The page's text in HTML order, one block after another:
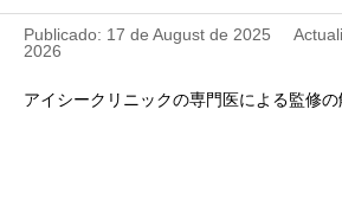
Publicado: 17 de August de 2025
2026
アイシークリニックの専門医による監修の
Reserva Online
Empleo